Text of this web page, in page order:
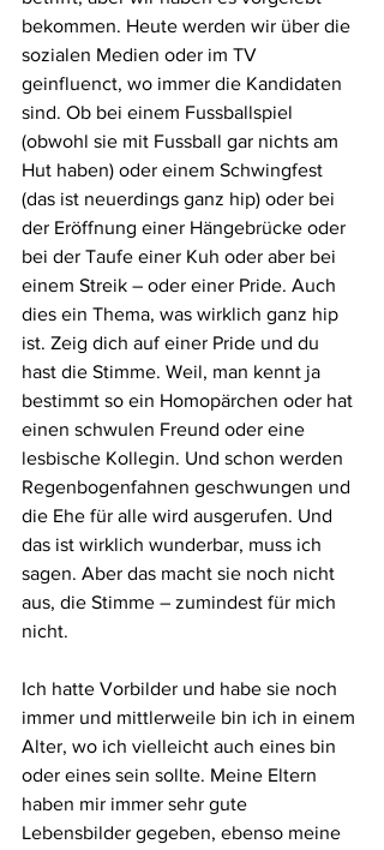
bekommen. Heute werden wir über die
sozialen Medien oder im TV
geinfluenct, wo immer die Kandidaten
sind. Ob bei einem Fussballspiel
(obwohl sie mit Fussball gar nichts am
Hut haben) oder einem Schwingfest
(das ist neuerdings ganz hip) oder bei
der Eröffnung einer Hängebrücke oder
bei der Taufe einer Kuh oder aber bei
einem Streik – oder einer Pride. Auch
dies ein Thema, was wirklich ganz hip
ist. Zeig dich auf einer Pride und du
hast die Stimme. Weil, man kennt ja
bestimmt so ein Homopärchen oder hat
einen schwulen Freund oder eine
lesbische Kollegin. Und schon werden
Regenbogenfahnen geschwungen und
die Ehe für alle wird ausgerufen. Und
das ist wirklich wunderbar, muss ich
sagen. Aber das macht sie noch nicht
aus, die Stimme – zumindest für mich
nicht.
Ich hatte Vorbilder und habe sie noch
immer und mittlerweile bin ich in einem
Alter, wo ich vielleicht auch eines bin
oder eines sein sollte. Meine Eltern
haben mir immer sehr gute
Lebensbilder gegeben, ebenso meine